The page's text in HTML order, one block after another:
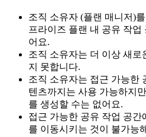
조직 소유자 (플랜 매니저)
프라이즈 플랜 내 공유 작업
어요.
조직 소유자는 더 이상 새
지 못합니다.
조직 소유자는 접근 가능한
텐츠까지는 사용 가능하지
를 생성할 수는 없어요.
접근 가능한 공유 작업 공
를 이동시키는 것이 불가능